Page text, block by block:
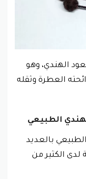
الهندي، وهو
العطرة وثقله
الطبيعي
بالعديد
لدى الكثير من